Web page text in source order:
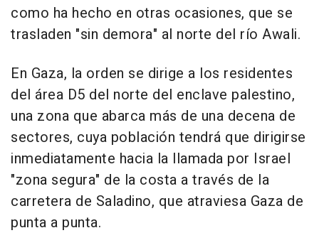
como ha hecho en otras ocasiones, que se
trasladen "sin demora" al norte del río Awali.
En Gaza, la orden se dirige a los residentes
del área D5 del norte del enclave palestino,
una zona que abarca más de una decena de
sectores, cuya población tendrá que dirigirse
inmediatamente hacia la llamada por Israel
"zona segura" de la costa a través de la
carretera de Saladino, que atraviesa Gaza de
punta a punta.